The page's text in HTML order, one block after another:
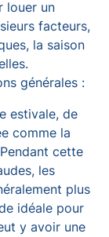
louer un
facteurs,
la saison
générales :
estivale, de
comme la
cette
les
plus
idéale pour
y avoir une